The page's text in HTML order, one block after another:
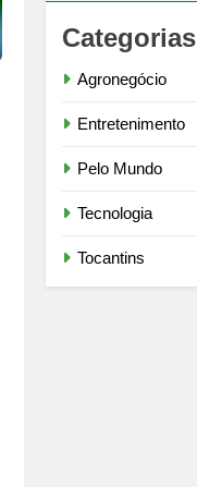
Categorias
Agronegócio
Entretenimento
Pelo Mundo
Tecnologia
Tocantins